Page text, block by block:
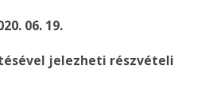
06. 19.
jelezheti részvételi